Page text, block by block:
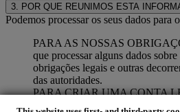
3. POR QUE REUNIMOS ESTA
Podemos processar os seus dados para
PARA AS NOSSAS
que processar alguns dados
obrigações legais e outras
das autoridades.
PARA CRIAR UMA CONTA